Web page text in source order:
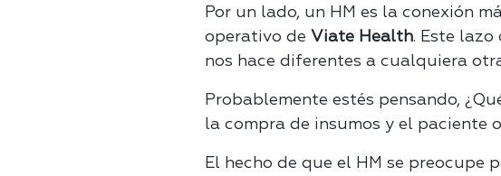
Por un lado, un HM es la conexión
operativo de Viate Health. Este
nos hace diferentes a cualquiera
Probablemente estés pensando,
la compra de insumos y el paciente
El hecho de que el HM se preocupe